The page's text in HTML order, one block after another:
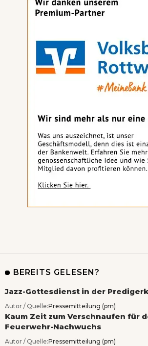
BEREITS GELESEN?
Jazz-Gottesdienst in der
Autor / Quelle:Pressemitteilung (pm)
Kaum Zeit zum Verschnaufen für
Feuerwehr-Nachwuchs
Autor / Quelle:Pressemitteilung (pm)